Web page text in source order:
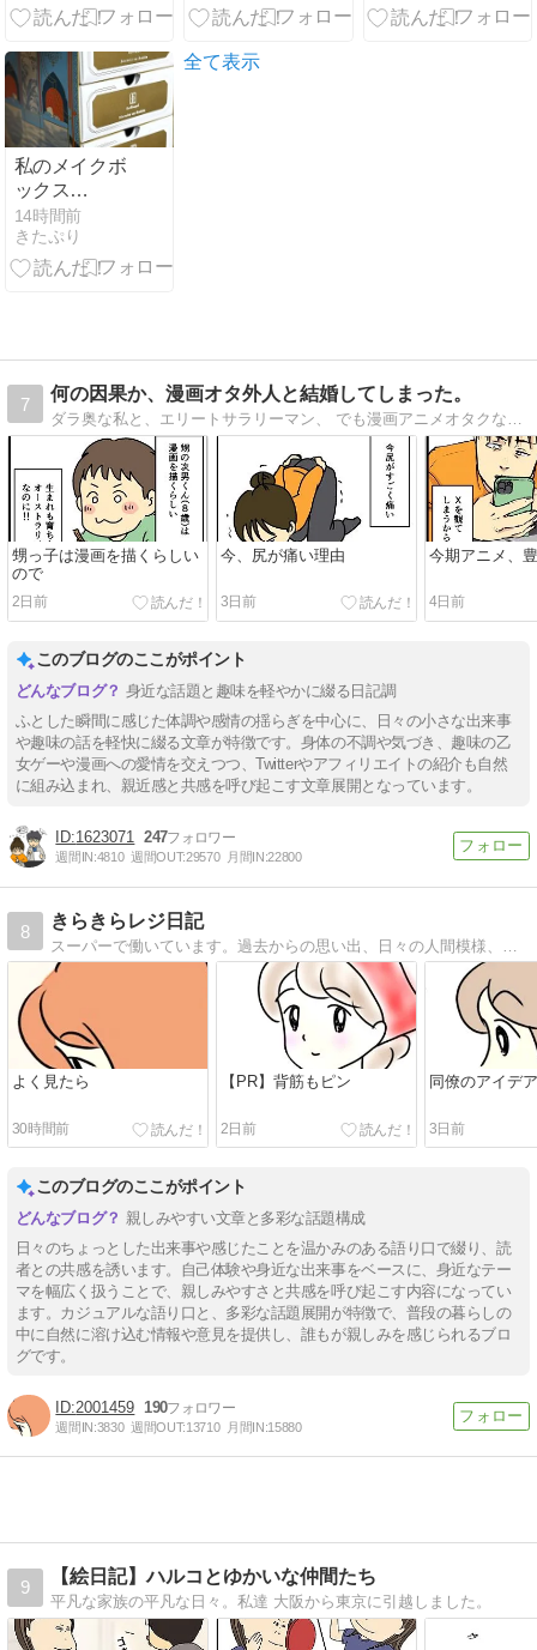
か…ッ！
くなる時10
私のメイクボ
ックス
は…！？
14時間前
きたぷり
全て表示
7
何の因果か、漫画オタ外人と結婚してしまった。
甥っ子は漫画を描くらしい
ので
2日前
今、尻が痛い理由
3日前
今期アニメ、
4日前
このブログのここがポイント
身近な話題と趣味を軽やかに綴る日記調
ふとした瞬間に感じた体調や感情の揺らぎを中心に、日々の小さな出来事
や趣味の話を軽快に綴る文章が特徴です。身体の不調や気づき、趣味の乙
女ゲーや漫画への愛情を交えつつ、Twitterやアフィリエイトの紹介も自然
に組み込まれ、親近感と共感を呼び起こす文章展開となっています。
1623071 247
週間IN:4810 週間OUT:29570 月間IN:22800
8
きらきらレジ日記
よく見たら
30時間前
【PR】背筋もピン
2日前
同僚のアイデア
3日前
このブログのここがポイント
親しみやすい文章と多彩な話題構成
日々のちょっとした出来事や感じたことを温かみのある語り口で綴り、読
者との共感を誘います。自己体験や身近な出来事をベースに、身近なテー
マを幅広く扱うことで、親しみやすさと共感を呼び起こす内容になってい
ます。カジュアルな語り口と、多彩な話題展開が特徴で、普段の暮らしの
中に自然に溶け込む情報や意見を提供し、誰もが親しみを感じられるブロ
グです。
2001459 190
週間IN:3830 週間OUT:13710 月間IN:15880
9
【絵日記】ハルコとゆかいな仲間たち
平凡な家族の平凡な日々。私達 大阪から東京に引越しました。